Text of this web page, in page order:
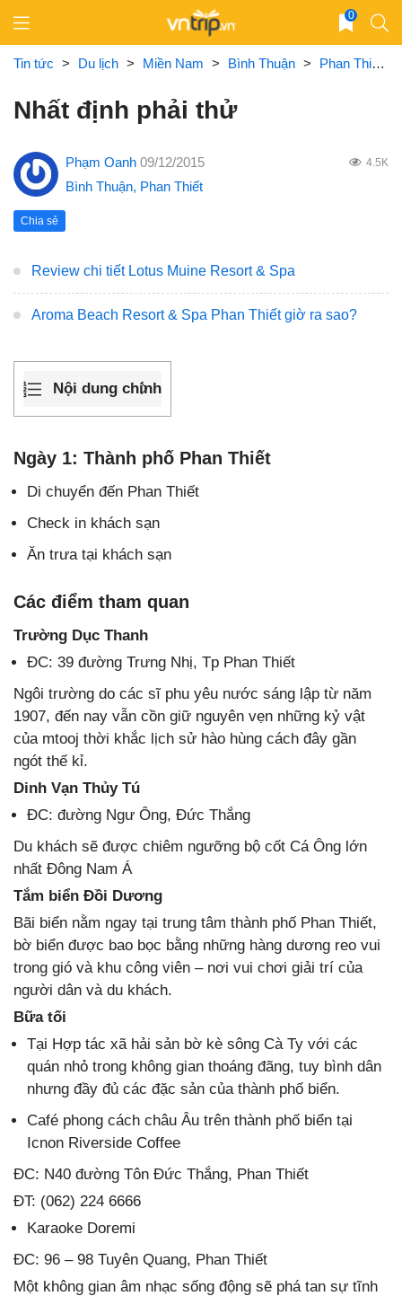
content
0
Tin tức > Du lịch > Miền Nam > Bình Thuận > Phan Thiết
Nhất định phải thử
Phạm Oanh 09/12/2015 4.5K
Bình Thuận, Phan Thiết
Chia sẻ
Review chi tiết Lotus Muine Resort & Spa
Aroma Beach Resort & Spa Phan Thiết giờ ra sao?
Nội dung chính
Ngày 1: Thành phố Phan Thiết
Di chuyển đến Phan Thiết
Check in khách sạn
Ăn trưa tại khách sạn
Các điểm tham quan
Trường Dục Thanh
ĐC: 39 đường Trưng Nhị, Tp Phan Thiết
Ngôi trường do các sĩ phu yêu nước sáng lập từ năm
1907, đến nay vẫn cồn giữ nguyên vẹn những kỷ vật
của mtooj thời khắc lịch sử hào hùng cách đây gần
ngót thế kỉ.
Dinh Vạn Thủy Tú
ĐC: đường Ngư Ông, Đức Thắng
Du khách sẽ được chiêm ngưỡng bộ cốt Cá Ông lớn
nhất Đông Nam Á
Tắm biển Đồi Dương
Bãi biển nằm ngay tại trung tâm thành phố Phan Thiết,
bờ biển được bao bọc bằng những hàng dương reo vui
trong gió và khu công viên – nơi vui chơi giải trí của
người dân và du khách.
Bữa tối
Tại Hợp tác xã hải sản bờ kè sông Cà Ty với các
quán nhỏ trong không gian thoáng đãng, tuy bình dân
nhưng đầy đủ các đặc sản của thành phố biển.
Café phong cách châu Âu trên thành phố biển tại
Icnon Riverside Coffee
ĐC: N40 đường Tôn Đức Thắng, Phan Thiết
ĐT: (062) 224 6666
Karaoke Doremi
ĐC: 96 – 98 Tuyên Quang, Phan Thiết
Một không gian âm nhạc sống động sẽ phá tan sự tĩnh